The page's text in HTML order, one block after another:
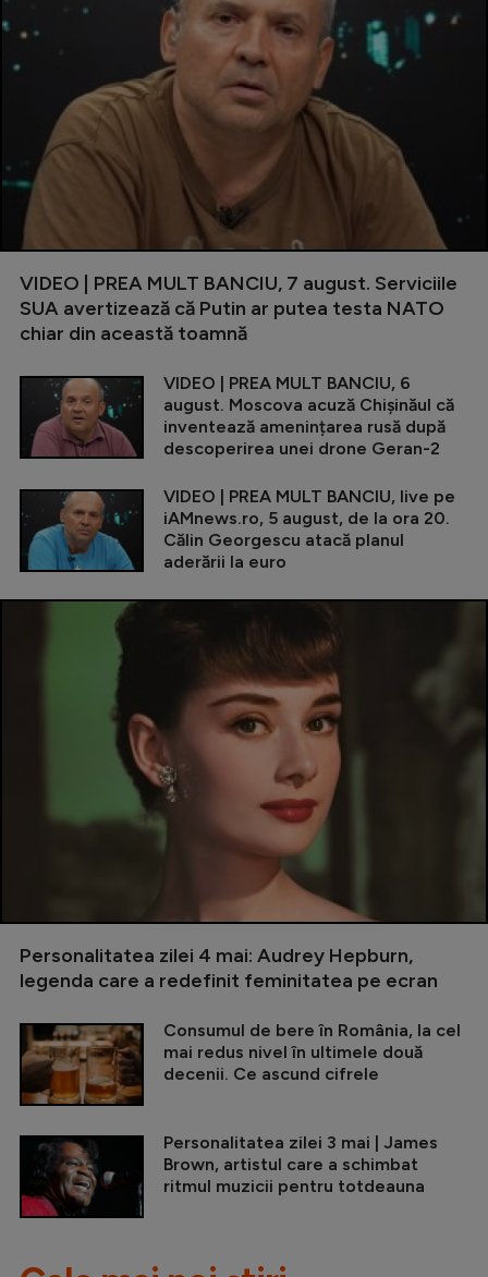
VIDEO | PREA MULT BANCIU, 7 august. Serviciile
SUA avertizează că Putin ar putea testa NATO
chiar din această toamnă
VIDEO | PREA MULT BANCIU, 6
august. Moscova acuză Chișinăul că
inventează amenințarea rusă după
descoperirea unei drone Geran-2
VIDEO | PREA MULT BANCIU, live pe
iAMnews.ro, 5 august, de la ora 20.
Călin Georgescu atacă planul
aderării la euro
Personalitatea zilei 4 mai: Audrey Hepburn,
legenda care a redefinit feminitatea pe ecran
Consumul de bere în România, la cel
mai redus nivel în ultimele două
decenii. Ce ascund cifrele
Personalitatea zilei 3 mai | James
Brown, artistul care a schimbat
ritmul muzicii pentru totdeauna